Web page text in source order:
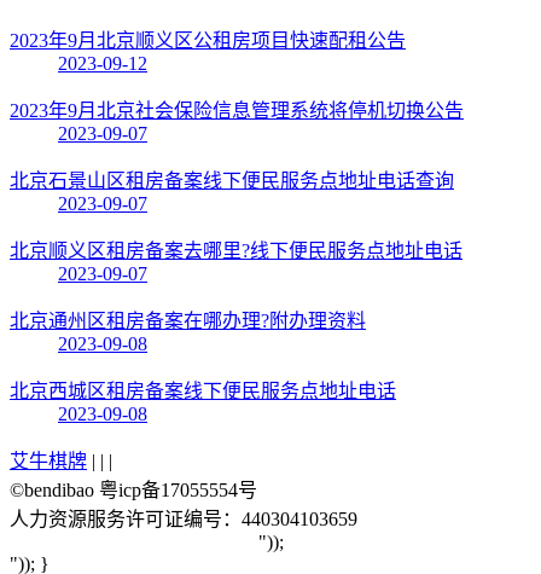
2023年9月北京顺义区公租房项目快速配租公告
2023-09-12
2023年9月北京社会保险信息管理系统将停机切换公告
2023-09-07
北京石景山区租房备案线下便民服务点地址电话查询
2023-09-07
北京顺义区租房备案去哪里?线下便民服务点地址电话
2023-09-07
北京通州区租房备案在哪办理?附办理资料
2023-09-08
北京西城区租房备案线下便民服务点地址电话
2023-09-08
艾牛棋牌 | | |
©bendibao 粤icp备17055554号
人力资源服务许可证编号：440304103659
"));
")); }